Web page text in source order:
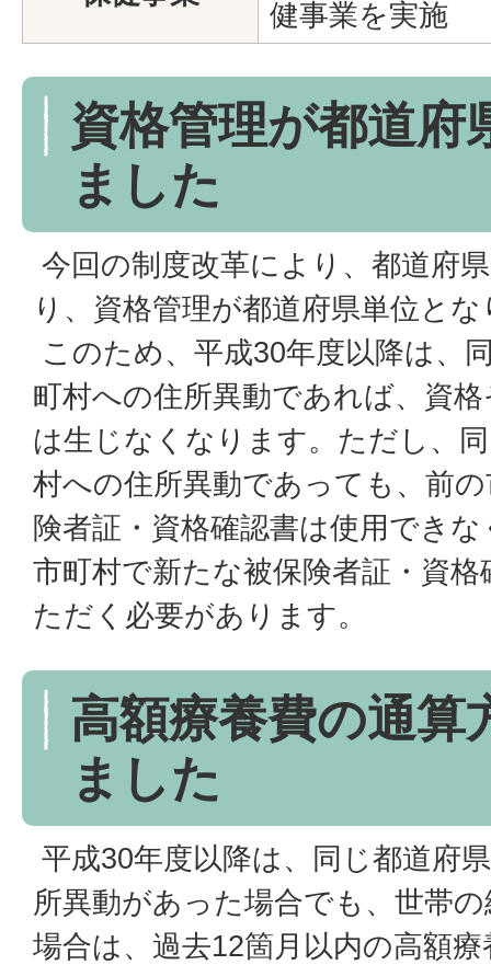
健事業を実施
資格管理が都道府
ました
今回の制度改革により、都道府
り、資格管理が都道府県単位と
このため、平成30年度以降は、
町村への住所異動であれば、資
は生じなくなります。ただし、
村への住所異動であっても、前
険者証・資格確認書は使用でき
市町村で新たな被保険者証・資
ただく必要があります。
高額療養費の通算
ました
平成30年度以降は、同じ都道府
所異動があった場合でも、世帯
場合は、過去12箇月以内の高額